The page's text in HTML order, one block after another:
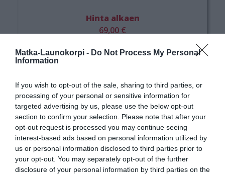
Matka-Launokorpi - Do Not Process My Personal
Information
If you wish to opt-out of the sale, sharing to third parties, or
processing of your personal or sensitive information for
targeted advertising by us, please use the below opt-out
section to confirm your selection. Please note that after your
opt-out request is processed you may continue seeing
interest-based ads based on personal information utilized by
us or personal information disclosed to third parties prior to
your opt-out. You may separately opt-out of the further
disclosure of your personal information by third parties on the
Hinta alkaen
69,00 €
Lue lisää ja varaa